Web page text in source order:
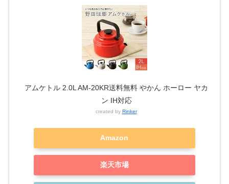
アムケトル 2.0L AM-20KR送料無料 やかん ホーロー ヤカ
ン IH対応
created by Rinker
Amazon
楽天市場